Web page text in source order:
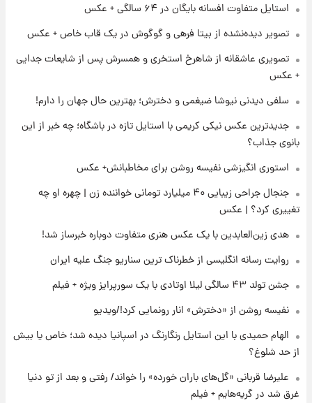
فال قهوه روزانه یکشنبه ۱۸ مرداد ماه ۱۴۰۵
فال روزانه واقعی یکشنبه ۱۸ مرداد ۱۴۰۵
ارزش سهام عدالت برای امروز ۱۷ مرداد ۱۴۰۵ +
لیونل مسی عزادار شد! + جزئیات
استایل متفاوت افسانه بایگان در ۶۴ سالگی + عکس
تصویر دیده‌نشده از بیتا فرهی و گوگوش در یک قاب خاص + عکس
تصویری عاشقانه از شاهرخ استخری و همسرش پس از شایعات جدایی
+ عکس
سلفی دیدنی نیوشا ضیغمی و دخترش؛ بهترین حال جهان را دارم!
جدیدترین عکس نیکی کریمی با استایل تازه در باشگاه؛ چه خبر از این
بانوی جذاب؟
استوری انگیزشی نفیسه روشن برای مخاطبانش+ عکس
جنجال جراحی زیبایی ۴۰ میلیارد تومانی خواننده زن | چهره او چه
تغییری کرد؟ | عکس
هدی زین‌العابدین با یک عکس هنری متفاوت دوباره خبرساز شد!
روایت رسانه انگلیسی از خطرناک ترین سناریو جنگ علیه ایران
جشن تولد ۴۳ سالگی لیلا اوتادی با یک سورپرایز ویژه + فیلم
نفیسه روشن از «دخترش» انار رونمایی کرد!/ویدیو
الهام حمیدی با این استایل رنگارنگ در اسپانیا دیده شد؛ خاص یا بیش
از حد شلوغ؟
علیرضا قربانی «گل‌های باران خورده» را خواند/ رفتی و بعد از تو دنیا
غرق شد در گریه‌هایم + فیلم